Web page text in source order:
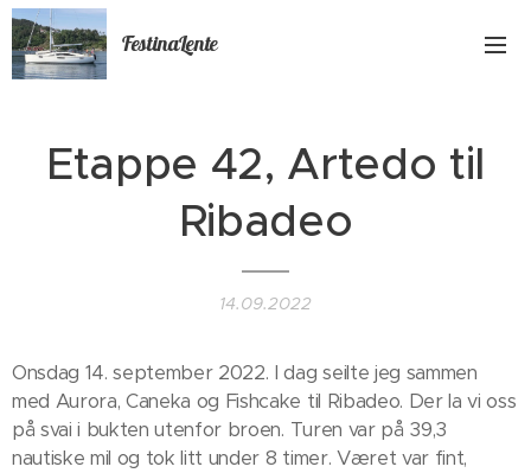
FestinaLente
Etappe 42, Artedo til
Ribadeo
14.09.2022
Onsdag 14. september 2022. I dag seilte jeg sammen
med Aurora, Caneka og Fishcake til Ribadeo. Der la vi oss
på svai i bukten utenfor broen. Turen var på 39,3
nautiske mil og tok litt under 8 timer. Været var fint,